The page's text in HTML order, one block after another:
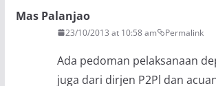
Mas Palanjao
23/10/2013 at 10:58 am Permalink
Ada pedoman pelaksanaan
juga dari dirjen P2Pl dan